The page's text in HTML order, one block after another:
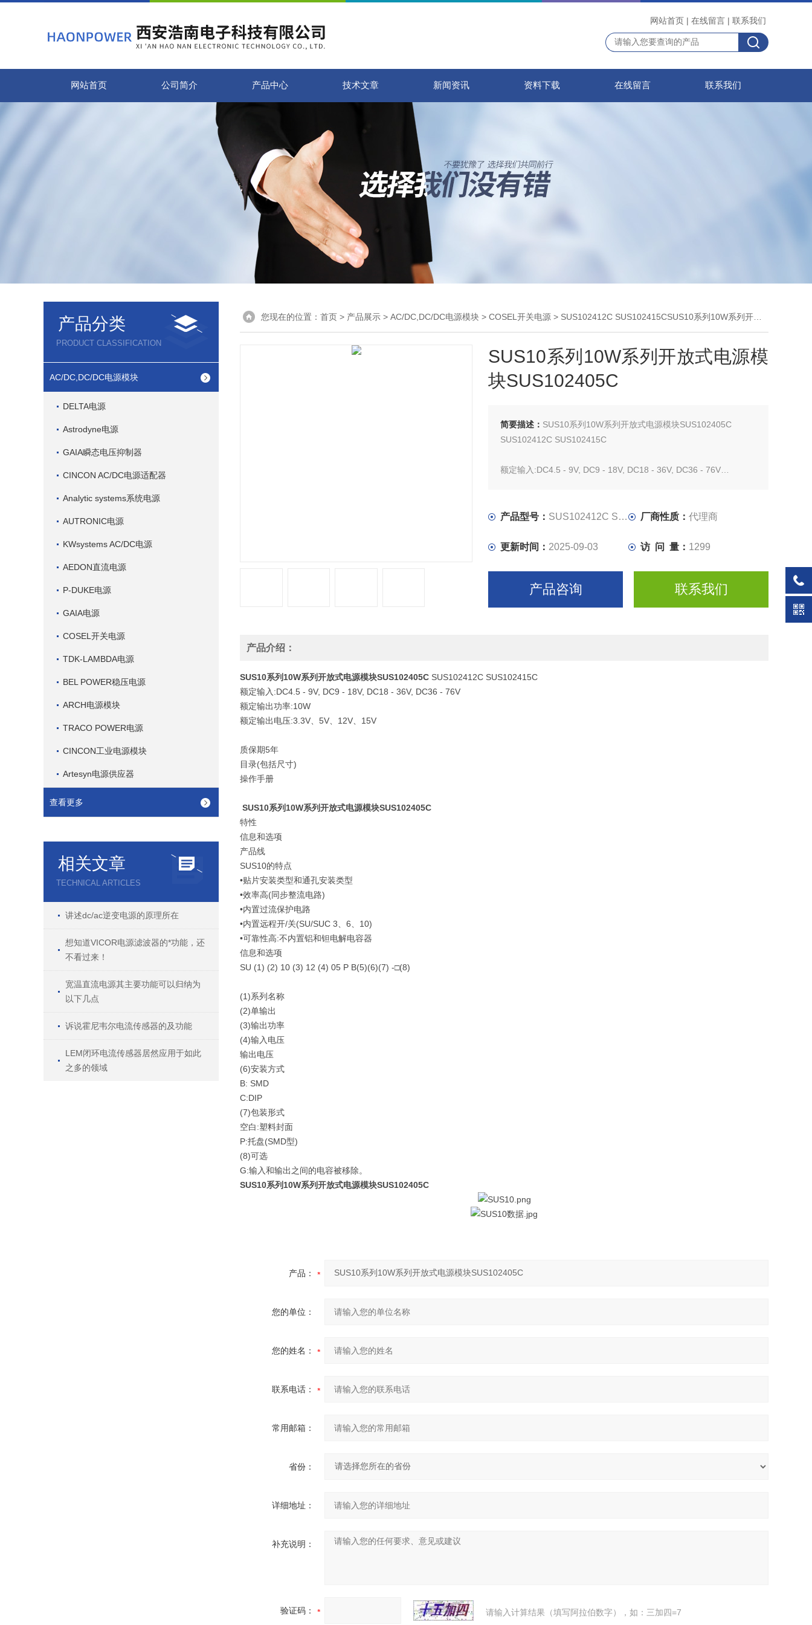
网站首页 | 在线留言 | 联系我们
网站首页 公司简介 产品中心 技术文章 新闻资讯 资料下载 在线留言 联系我们
产品分类
PRODUCT CLASSIFICATION
AC/DC,DC/DC电源模块
DELTA电源
Astrodyne电源
GAIA瞬态电压抑制器
CINCON AC/DC电源适配器
Analytic systems系统电源
AUTRONIC电源
KWsystems AC/DC电源
AEDON直流电源
P-DUKE电源
GAIA电源
COSEL开关电源
TDK-LAMBDA电源
BEL POWER稳压电源
ARCH电源模块
TRACO POWER电源
CINCON工业电源模块
Artesyn电源供应器
查看更多
相关文章
TECHNICAL ARTICLES
讲述dc/ac逆变电源的原理所在
想知道VICOR电源滤波器的*功能，还
不看过来！
宽温直流电源其主要功能可以归纳为
以下几点
诉说霍尼韦尔电流传感器的及功能
LEM闭环电流传感器居然应用于如此
之多的领域
您现在的位置： 首页 > 产品展示 > AC/DC,DC/DC电源模块 > COSEL开关电源 > SUS102412C SUS102415CSUS10系列10W系列开放式电源模块SUS102405C
SUS10系列10W系列开放式电源模
块SUS102405C
简要描述： SUS10系列10W系列开放式电源模块SUS102405C
SUS102412C SUS102415C
额定输入:DC4.5 - 9V, DC9 - 18V, DC18 - 36V, DC36 - 76V
产品型号： SUS102412C SUS102415C 厂商性质：代理商
更新时间： 2025-09-03 访 问 量： 1299
产品咨询 联系我们
产品介绍：
SUS10系列10W系列开放式电源模块SUS102405C SUS102412C SUS102415C
额定输入 :DC4.5 - 9V, DC9 - 18V, DC18 - 36V, DC36 - 76V
额定输出功率:10W
额定输出电压:3.3V 5V 12V 15V
质保期5年
目录(包括尺寸)
操作手册
SUS10系列10W系列开放式电源模块SUS102405C
特性
信息和选项
产品线
SUS10的特点
•贴片安装类型和通孔安装类型
•效率高(同步整流电路)
•内置过流保护电路
•内置远程开/关(SU/SUC 3 6
10)
•可靠性高:不内置铝和钽电解电容器
信息和选项
SU (1) (2) 10 (3) 12 (4) 05 P B(5)(6)(7) -□(8)
(1)系列名称
(2)单输出
(3)输出功率
(4)输入电压
输出电压
(6)安装方式
B: SMD
C:DIP
(7)包装形式
空白:塑料封面
P:托盘(SMD型)
(8)可选
G:输入和输出之间的电容被移除。
SUS10系列10W系列开放式电源模块SUS102405C
产品：
您的单位：
您的姓名：
联系电话：
常用邮箱：
省份：
详细地址：
补充说明：
验证码： 请输入计算结果（填写阿拉伯数字），如：三加四=7